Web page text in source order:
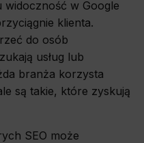
w Google
klienta.
do osób
usług lub
branża korzysta
są takie, które zyskują
SEO może